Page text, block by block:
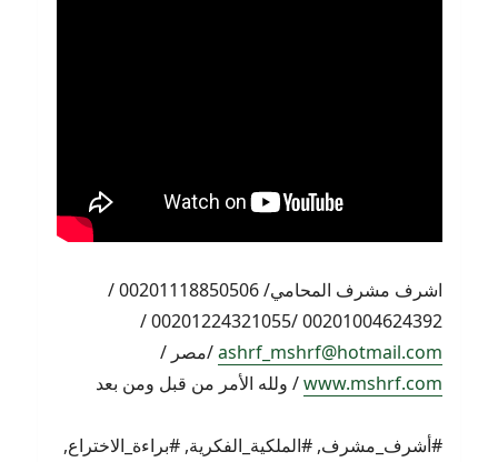
اشرف مشرف المحامي/ 00201118850506 /
00201004624392 /00201224321055 /
ashrf_mshrf@hotmail.com/مصر /
www.mshrf.com/ ولله الأمر من قبل ومن بعد
#أشرف_مشرف, #الملكية_الفكرية, #براءة_الاختراع,